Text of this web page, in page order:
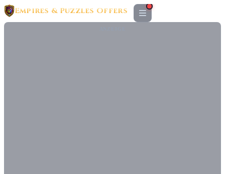
Empires & Puzzles Offers